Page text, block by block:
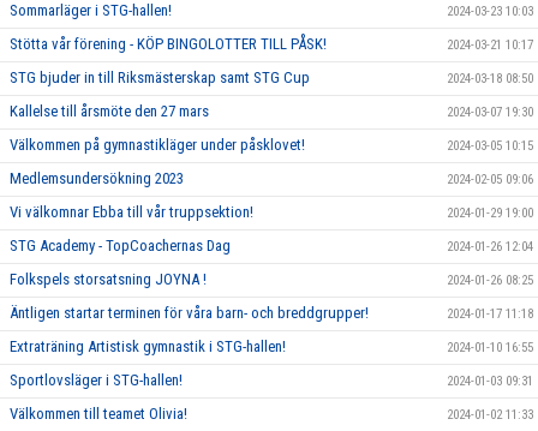
Sommarläger i STG-hallen! 2024-03-23 10:03
Stötta vår förening - KÖP BINGOLOTTER TILL PÅSK! 2024-03-21 10:17
STG bjuder in till Riksmästerskap samt STG Cup 2024-03-18 08:50
Kallelse till årsmöte den 27 mars 2024-03-07 19:30
Välkommen på gymnastikläger under påsklovet! 2024-03-05 10:15
Medlemsundersökning 2023 2024-02-05 09:06
Vi välkomnar Ebba till vår truppsektion! 2024-01-29 19:00
STG Academy - TopCoachernas Dag 2024-01-26 12:04
Folkspels storsatsning JOYNA ! 2024-01-26 08:25
Äntligen startar terminen för våra barn- och breddgrupper! 2024-01-17 11:18
Extraträning Artistisk gymnastik i STG-hallen! 2024-01-10 16:55
Sportlovsläger i STG-hallen! 2024-01-03 09:31
Välkommen till teamet Olivia! 2024-01-02 11:33